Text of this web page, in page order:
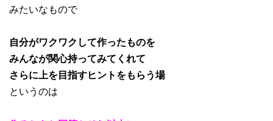
みたいなもので
自分がワクワクして作ったものを
みんなが関心持ってみてくれて
さらに上を目指すヒントをもらう場
というのは